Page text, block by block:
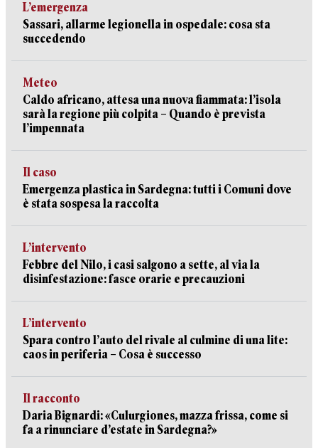
L’emergenza
Sassari, allarme legionella in ospedale: cosa sta
succedendo
Meteo
Caldo africano, attesa una nuova fiammata: l’isola
sarà la regione più colpita – Quando è prevista
l’impennata
Il caso
Emergenza plastica in Sardegna: tutti i Comuni dove
è stata sospesa la raccolta
L’intervento
Febbre del Nilo, i casi salgono a sette, al via la
disinfestazione: fasce orarie e precauzioni
L’intervento
Spara contro l’auto del rivale al culmine di una lite:
caos in periferia – Cosa è successo
Il racconto
Daria Bignardi: «Culurgiones, mazza frissa, come si
fa a rinunciare d’estate in Sardegna?»